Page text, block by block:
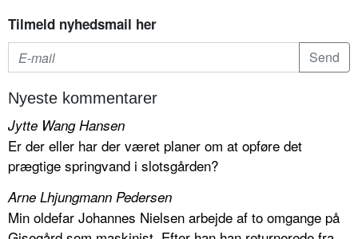
Tilmeld nyhedsmail her
Nyeste kommentarer
Jytte Wang Hansen
Er der eller har der været planer om at opføre det
prægtige springvand i slotsgården?
Arne Lhjungmann Pedersen
Min oldefar Johannes Nielsen arbejde af to omgange på